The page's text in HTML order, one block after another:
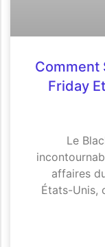
Comment
Friday
Le
affaires
États-Unis,